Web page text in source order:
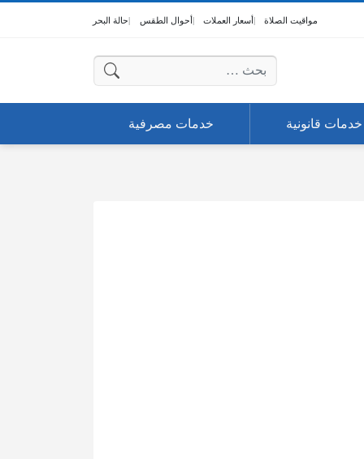
مواقيت الصلاة أسعار العملات أحوال الطقس حالة البحر
البحث عن:
خدمات قانونية خدمات مصرفية